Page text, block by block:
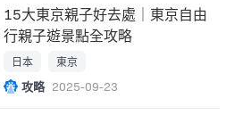
15大東京親子好去處｜東京自由
行親子遊景點全攻略
日本 東京
攻略 2025-09-23